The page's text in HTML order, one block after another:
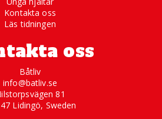
Kontakta oss
Läs tidningen
oss
Båtliv
info@batliv.se
81
Lidingö, Sweden